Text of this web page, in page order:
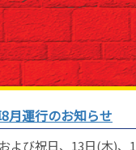
月運行のお知らせ
よび祝日、13日(木)、